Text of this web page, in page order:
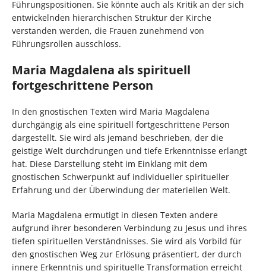
Führungspositionen. Sie könnte auch als Kritik an der sich
entwickelnden hierarchischen Struktur der Kirche
verstanden werden, die Frauen zunehmend von
Führungsrollen ausschloss.
Maria Magdalena als spirituell
fortgeschrittene Person
In den gnostischen Texten wird Maria Magdalena
durchgängig als eine spirituell fortgeschrittene Person
dargestellt. Sie wird als jemand beschrieben, der die
geistige Welt durchdrungen und tiefe Erkenntnisse erlangt
hat. Diese Darstellung steht im Einklang mit dem
gnostischen Schwerpunkt auf individueller spiritueller
Erfahrung und der Überwindung der materiellen Welt.
Maria Magdalena ermutigt in diesen Texten andere
aufgrund ihrer besonderen Verbindung zu Jesus und ihres
tiefen spirituellen Verständnisses. Sie wird als Vorbild für
den gnostischen Weg zur Erlösung präsentiert, der durch
innere Erkenntnis und spirituelle Transformation erreicht